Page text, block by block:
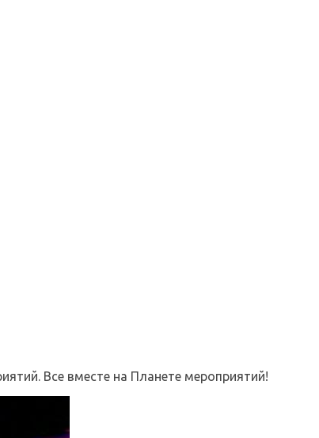
Все вместе на Планете мероприятий!